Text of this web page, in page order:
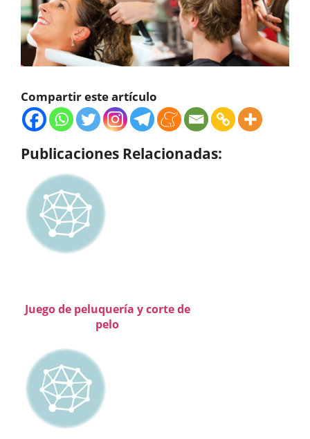
Compartir este artículo
Publicaciones Relacionadas:
Juego de peluquería y corte de
pelo